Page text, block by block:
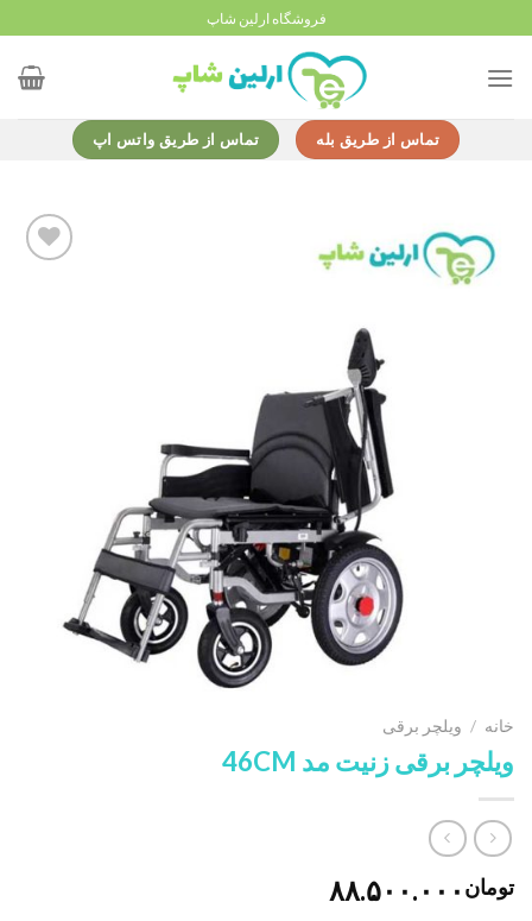
to
content
فروشگاه ارلین شاپ
تماس از طریق بله تماس از طریق واتس اپ
خانه / ویلچر برقی
ویلچر برقی زنیت مد 46CM
تومان ۸۸.۵۰۰.۰۰۰